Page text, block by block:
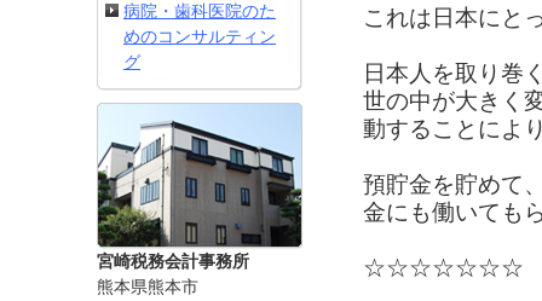
病院・歯科医院のた
めのコンサルティン
グ
宮崎税務会計事務所
熊本県熊本市
これは日本にと
日本人を取り巻
世の中が大きく
動することによ
預貯金を貯めて
金にも働いても
☆☆☆☆☆☆☆